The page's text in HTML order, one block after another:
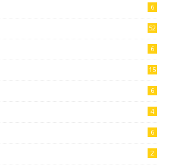
6
52
6
15
6
4
6
2